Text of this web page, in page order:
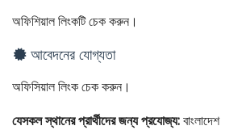
অফিশিয়াল লিংকটি চেক করুন।
আবেদনের যোগ্যতা
অফিসিয়াল লিংক চেক করুন।
যেসকল স্থানের প্রার্থীদের জন্য প্রযোজ্য:বাংলাদেশ